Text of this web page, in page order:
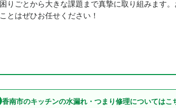
困りごとから大きな課題まで真摯に取り組みます
ことはぜひお任せください！
香南市のキッチンの水漏れ・つまり修理についてはこ